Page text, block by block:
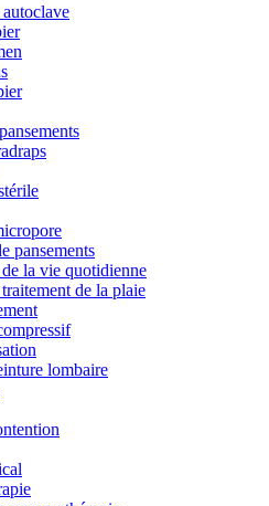
pansements
de la vie quotidienne
de la plaie
lombaire